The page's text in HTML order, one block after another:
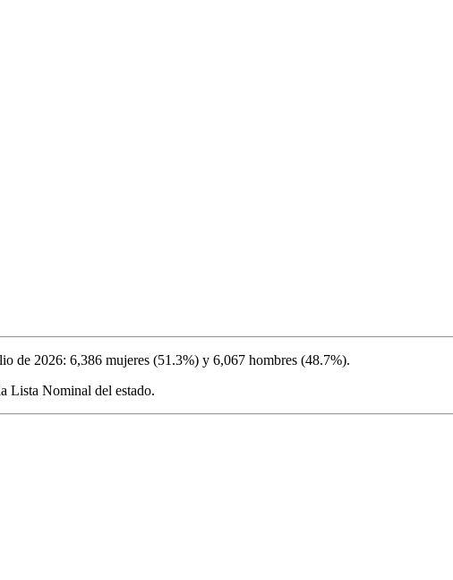
de 2026: 6,386 mujeres (51.3%) y 6,067 hombres (48.7%).
Lista Nominal del estado.